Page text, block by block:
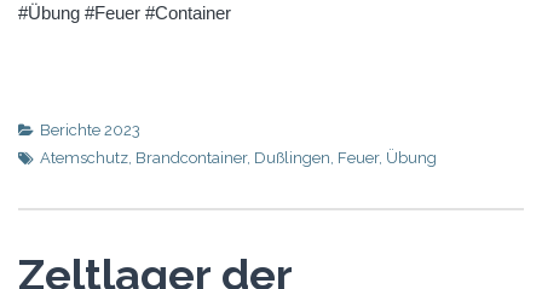
#Übung #Feuer #Container
Berichte 2023
Atemschutz Brandcontainer, Dußlingen Feuer, Übung
Zeltlager der